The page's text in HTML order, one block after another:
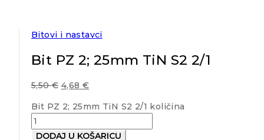
Bitovi i nastavci
Bit PZ 2; 25mm TiN S2 2/1
5,50€ 4,68 €
Bit PZ 2; 25mm TiN S2 2/1 količina
DODAJ U KOŠARICU